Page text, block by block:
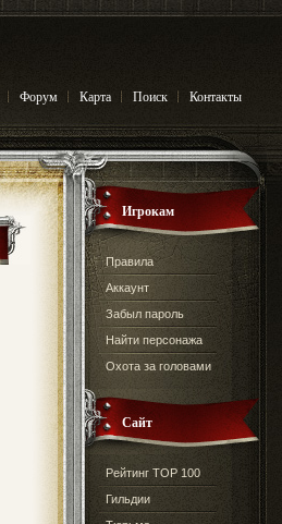
Форум Карта Поиск Контакты
Игрокам
Правила
Аккаунт
Забыл пароль
Найти персонажа
Охота за головами
Сайт
Рейтинг TOP 100
Гильдии